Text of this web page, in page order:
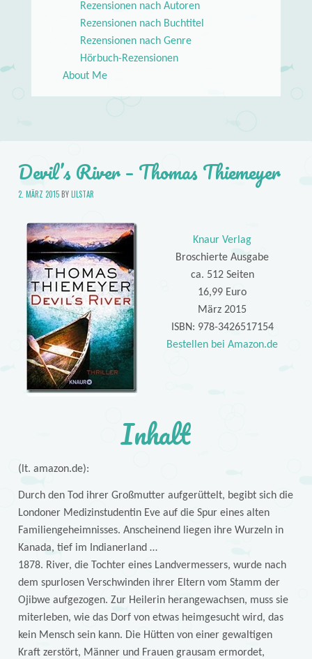
Rezensionen nach Autoren
Rezensionen nach Buchtitel
Rezensionen nach Genre
Hörbuch-Rezensionen
About Me
Devil’s River – Thomas Thiemeyer
2. MÄRZ 2015BYLILSTAR
Knaur Verlag
Broschierte Ausgabe
ca. 512 Seiten
16,99 Euro
März 2015
ISBN: 978-3426517154
Bestellen bei Amazon.de
Inhalt
(lt. amazon.de):
Durch den Tod ihrer Großmutter aufgerüttelt, begibt sich die
Londoner Medizinstudentin Eve auf die Spur eines alten
Familiengeheimnisses. Anscheinend liegen ihre Wurzeln in
Kanada, tief im Indianerland …
1878. River, die Tochter eines Landvermessers, wurde nach
dem spurlosen Verschwinden ihrer Eltern vom Stamm der
Ojibwe aufgezogen. Zur Heilerin herangewachsen, muss sie
miterleben, wie das Dorf von etwas heimgesucht wird, das
kein Mensch sein kann. Die Hütten von einer gewaltigen
Kraft zerstört, Männer und Frauen grausam ermordet,